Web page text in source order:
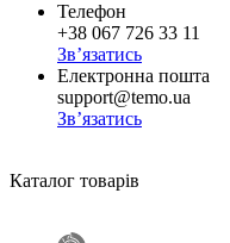
Телефон
+38 067 726 33 11
Зв’язатись
Електронна пошта
support@temo.ua
Зв’язатись
Каталог товарів